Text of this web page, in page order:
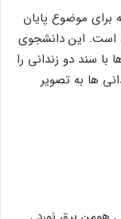
موضوع پایان
است. این دانشجوی
با سند دو زندانی را
ها به تصویر